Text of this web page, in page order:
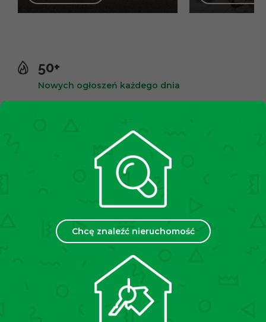
Chcę znaleźć nieruchomość
50+
Nowych ogłoszeń każdego dnia
Zadowolonych klientów
35